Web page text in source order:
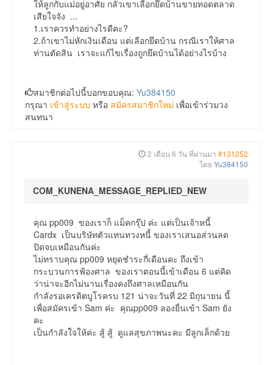
ให้ลูกกับแม่อยู่อาศัย กลัวเขาเลือกยึดบ้านขายทอดตลาด
เสียใจจัง ...
1.เราควรทำอย่างไรดีคะ?
2.ถ้าเขาไม่หักเงินเดือน แต่เลือกยึดบ้าน กรณีเราให้ศาล
ท่านตัดสิน เราจะแก้ไขเรื่องถูกยึดบ้านได้อย่างไรบ้าง
สมาชิกต่อไปนี้บอกขอบคุณ: Yu384150
กรุณา เข้าสู่ระบบ หรือ สมัครสมาชิกใหม่ เพื่อเข้าร่วมวง
สนทนา
2 เดือน 6 วัน ที่ผ่านมา #131252
โดย Yu384150
COM_KUNENA_MESSAGE_REPLIED_NEW
คุณ pp009 ของเราก็ แม็คกรุ๊ป ค่ะ แต่เป็นเจ้าหนี้
Cardx เป็นบริษัทตัวแทนทวงหนี้ ของเราเสนอส่วนลด
ปิดจบเหมือนกันค่ะ
ไม่ทราบคุณ pp009 หยุดชำระกี่เดือนคะ ถึงเข้า
กระบวนการฟ้องศาล ของเราตอนนี้เข้าเดือน 6 แต่คิด
ว่าน่าจะอีกไม่นานเรื่องคงถึงศาลเหมือนกัน
กำลังรอเครดิตบูโรครบ 121 น่าจะวันที่ 22 มิถุนายน นี้
เพื่อสมัครเข้า Sam ค่ะ คุณpp009 ลองยื่นเข้า Sam ยัง
คะ
เป็นกำลังใจให้ค่ะ สู้ สู้ ดูแลสุขภาพนะคะ มีลูกเล็กด้วย